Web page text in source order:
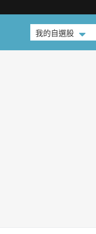
我的自選股